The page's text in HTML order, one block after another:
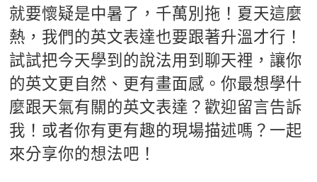
就要懷疑是中暑了，千萬別拖！夏天這麼
熱，我們的英文表達也要跟著升溫才行！
試試把今天學到的說法用到聊天裡，讓你
的英文更自然、更有畫面感。你最想學什
麼跟天氣有關的英文表達？歡迎留言告訴
我！或者你有更有趣的現場描述嗎？一起
來分享你的想法吧！